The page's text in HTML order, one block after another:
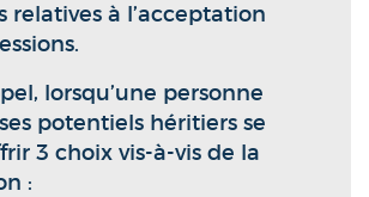
relatives à l’acceptation
lorsqu’une personne
potentiels héritiers se
3 choix vis-à-vis de la
: